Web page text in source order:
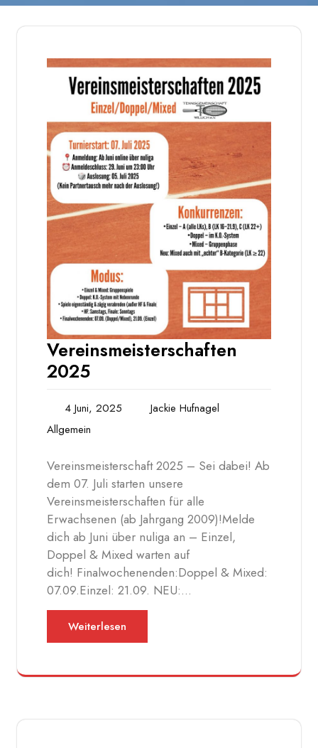
Vereinsmeisterschaften
2025
4 Juni, 2025
Jackie Hufnagel
Allgemein
Vereinsmeisterschaft 2025 – Sei dabei! Ab
dem 07. Juli starten unsere
Vereinsmeisterschaften für alle
Erwachsenen (ab Jahrgang 2009)!Melde
dich ab Juni über nuliga an – Einzel,
Doppel & Mixed warten auf
dich! Finalwochenenden:Doppel & Mixed:
07.09.Einzel: 21.09. NEU:…
Weiterlesen